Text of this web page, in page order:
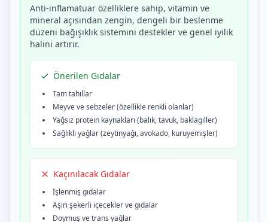
Anti-inflamatuar özelliklere sahip, vitamin ve
mineral açısından zengin, dengeli bir beslenme
düzeni bağışıklık sistemini destekler ve genel iyilik
halini artırır.
Önerilen Gıdalar
Tam tahıllar
Meyve ve sebzeler (özellikle renkli olanlar)
Yağsız protein kaynakları (balık, tavuk, baklagiller)
Sağlıklı yağlar (zeytinyağı, avokado, kuruyemişler)
Kaçınılacak Gıdalar
İşlenmiş gıdalar
Aşırı şekerli içecekler ve gıdalar
Doymuş ve trans yağlar